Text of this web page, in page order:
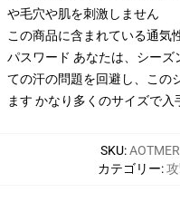
や毛穴や肌を刺激しません
この商品に含まれている通気
パスワード あなたは、シー
ての汗の問題を回避し、この
ます かなり多くのサイズで入
SKU:
カテゴリー: